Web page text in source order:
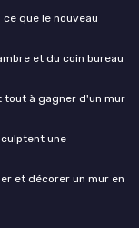
que le nouveau
et du coin bureau
tout à gagner d'un mur
une
et décorer un mur en